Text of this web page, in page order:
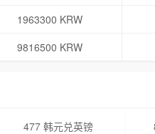
1963300 KRW
9816500 KRW
477 韩元兑英镑